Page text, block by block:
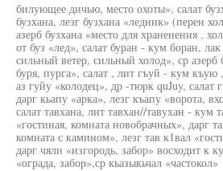
билующее дичью, место охоты», салат
бузхана, лезг бузхана «ледник» (перен
азерб бузхана «место для храненения ,
от буз «лед», салат буран - кум боран,
сильный ветер, сильный холод», ср азерб
буря, пурга», салат , лит гъуй - кум къую
аз гуйу «колодец», др -тюрк quJuy, салат
дарг кьапу «арка», лезг къапу «ворота,
салат тавхана, лит тавхан//тавухан - кум
«гостиная, комната новобрачных», дарг
комната с камином», лезг тав к1вал
дарг чяли «изгородь, забор» восходит к
«ограда, забор»,ср кьазыкьчал «частокол»